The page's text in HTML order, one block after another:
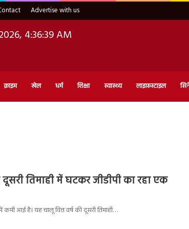
Advertise with us
4:36:39 AM
क्राइम खेल धर्म शिक्षा स्वास्थ्य लाइफ़स्टाइल
तिमाही में घटकर जीडीपी का रहा एक
आई है। यह चालू वित्त वर्ष की दूसरी तिमाही…